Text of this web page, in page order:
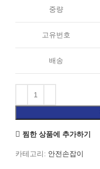
중량
고유번호
배송
찜한 상품에 추가하기
카테고리: 안전손잡이